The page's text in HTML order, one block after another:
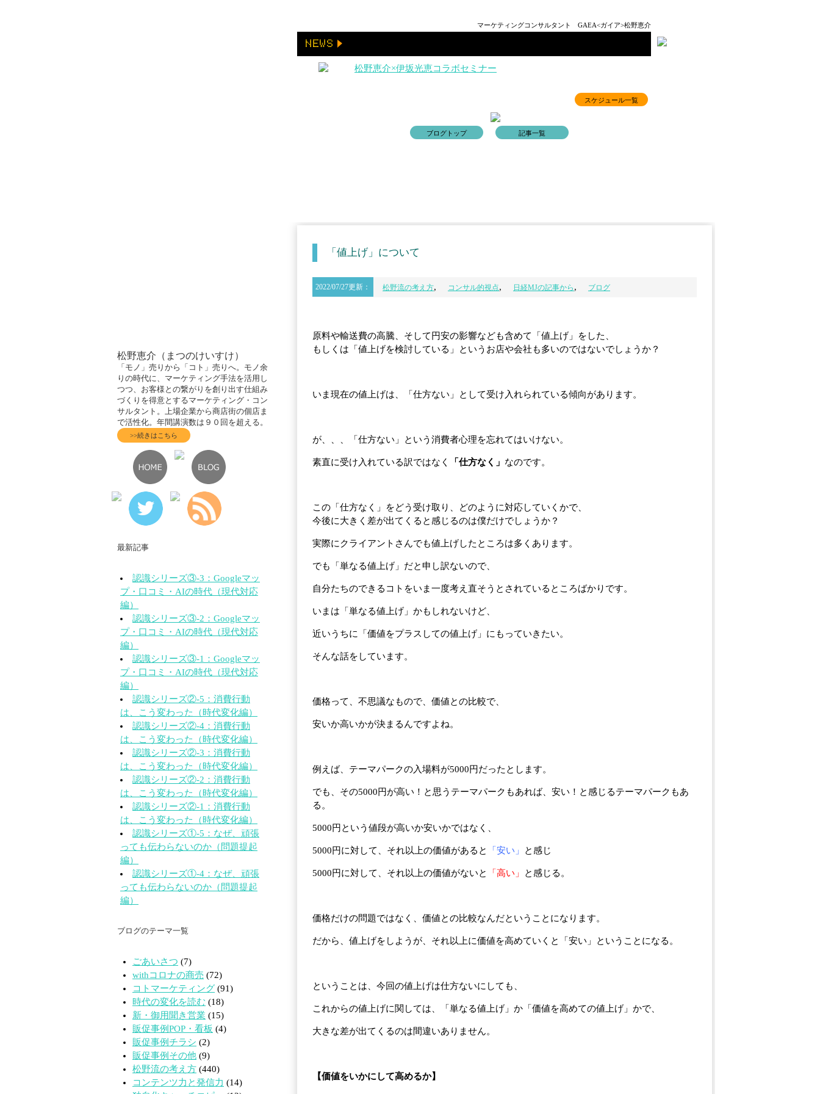
マーケティングコンサルタント GAEA<ガイア>松野恵介
松野恵介×伊坂光恵コラボセミナー
スケジュール一覧
ブログトップ 記事一覧
松野恵介（まつのけいすけ）
「モノ」売りから「コト」売りへ。モノ余
りの時代に、マーケティング手法を活用し
つつ、お客様との繋がりを創り出す仕組み
づくりを得意とするマーケティング・コン
サルタント。上場企業から商店街の個店ま
で活性化。年間講演数は９０回を超える。
>>続きはこちら
最新記事
認識シリーズ③-3：Googleマッ
プ・口コミ・AIの時代（現代対応
編）
認識シリーズ③-2：Googleマッ
プ・口コミ・AIの時代（現代対応
編）
認識シリーズ③-1：Googleマッ
プ・口コミ・AIの時代（現代対応
編）
認識シリーズ②-5：消費行動
は、こう変わった（時代変化編）
認識シリーズ②-4：消費行動
は、こう変わった（時代変化編）
認識シリーズ②-3：消費行動
は、こう変わった（時代変化編）
認識シリーズ②-2：消費行動
は、こう変わった（時代変化編）
認識シリーズ②-1：消費行動
は、こう変わった（時代変化編）
認識シリーズ①-5：なぜ、頑張
っても伝わらないのか（問題提起
編）
認識シリーズ①-4：なぜ、頑張
っても伝わらないのか（問題提起
編）
ブログのテーマ一覧
ごあいさつ (7)
withコロナの商売 (72)
コトマーケティング (91)
時代の変化を読む (18)
新・御用聞き営業 (15)
販促事例POP・看板 (4)
販促事例チラシ (2)
販促事例その他 (9)
松野流の考え方 (440)
コンテンツ力と発信力 (14)
「値上げ」について
2022/07/27更新： 松野流の考え方, コンサル的視点, 日経MJの記事から , ブログ
原料や輸送費の高騰、そして円安の影響なども含めて「値上げ」をした、
もしくは「値上げを検討している」というお店や会社も多いのではないでしょうか？
いま現在の値上げは、「仕方ない」として受け入れられている傾向があります。
が、、、「仕方ない」という消費者心理を忘れてはいけない。
素直に受け入れている訳ではなく 「仕方なく」 なのです。
この「仕方なく」をどう受け取り、どのように対応していくかで、
今後に大きく差が出てくると感じるのは僕だけでしょうか？
実際にクライアントさんでも値上げしたところは多くあります。
でも「単なる値上げ」だと申し訳ないので、
自分たちのできるコトをいま一度考え直そうとされているところばかりです。
いまは「単なる値上げ」かもしれないけど、
近いうちに「価値をプラスしての値上げ」にもっていきたい。
そんな話をしています。
価格って、不思議なもので、価値との比較で、
安いか高いかが決まるんですよね。
例えば、テーマパークの入場料が5000円だったとします。
でも、その5000円が高い！と思うテーマパークもあれば、安い！と感じるテーマパークもあ
る。
5000円という値段が高いか安いかではなく、
5000円に対して、それ以上の価値があると 「安い」 と感じ
5000円に対して、それ以上の価値がないと 「高い」 と感じる。
価格だけの問題ではなく、価値との比較なんだということになります。
だから、値上げをしようが、それ以上に価値を高めていくと「安い」ということになる。
ということは、今回の値上げは仕方ないにしても、
これからの値上げに関しては、「単なる値上げ」か「価値を高めての値上げ」かで、
大きな差が出てくるのは間違いありません。
【価値をいかにして高めるか】